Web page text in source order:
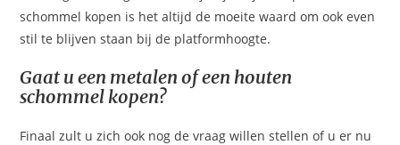
schommel kopen is het altijd de moeite waard om ook even
stil te blijven staan bij de platformhoogte.
Gaat u een metalen of een houten
schommel kopen?
Finaal zult u zich ook nog de vraag willen stellen of u er nu